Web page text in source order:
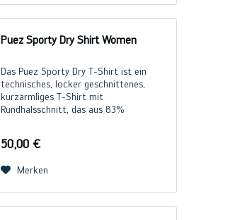
Puez Sporty Dry Shirt Women
Das Puez Sporty Dry T-Shirt ist ein
technisches, locker geschnittenes,
kurzärmliges T-Shirt mit
Rundhalsschnitt, das aus 83%
Material sorgt für hohen Tragekomfort
50,00 €
Merken